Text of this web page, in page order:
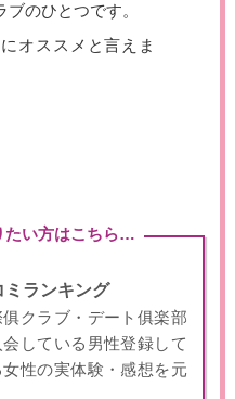
のひとつです。
オススメと言えま
たい方はこちら…
ミランキング
俱クラブ・デート俱楽部
会している男性登録して
女性の実体験・感想を元